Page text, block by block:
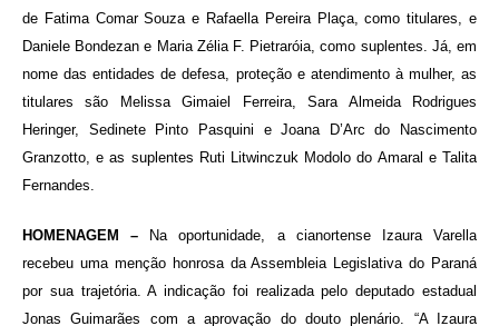
de Fatima Comar Souza e Rafaella Pereira Plaça, como titulares, e
Daniele Bondezan e Maria Zélia F. Pietraróia, como suplentes. Já, em
nome das entidades de defesa, proteção e atendimento à mulher, as
titulares são Melissa Gimaiel Ferreira, Sara Almeida Rodrigues
Heringer, Sedinete Pinto Pasquini e Joana D’Arc do Nascimento
Granzotto, e as suplentes Ruti Litwinczuk Modolo do Amaral e Talita
Fernandes.
HOMENAGEM – Na oportunidade, a cianortense Izaura Varella
recebeu uma menção honrosa da Assembleia Legislativa do Paraná
por sua trajetória. A indicação foi realizada pelo deputado estadual
Jonas Guimarães com a aprovação do douto plenário. “A Izaura